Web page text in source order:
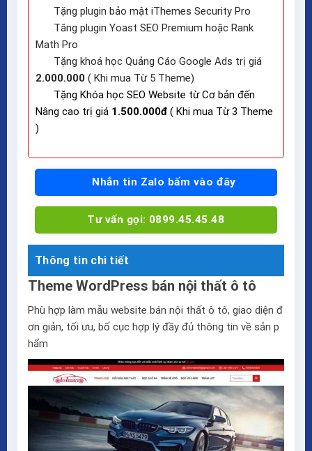
Tặng plugin bảo mật iThemes Security Pro
Tăng plugin Yoast SEO Premium hoặc Rank
Math Pro
Tặng khoá học Quảng Cáo Google Ads trị giá
2.000.000 ( Khi mua Từ 5 Theme)
Tặng Khóa học SEO Website từ Cơ bản đến
Nâng cao trị giá 1.500.000đ ( Khi mua Từ 3 Theme
)
Nhắn tin Zalo bấm vào đây
Tư vấn gọi: 0899.45.45.48
Thông tin chi tiết
Theme WordPress bán nội thất ô tô
Phù hợp làm mẫu website bán nội thất ô tô, giao diện đ
ơn giản, tối ưu, bố cục hợp lý đầy đủ thông tin về sản p
hẩm